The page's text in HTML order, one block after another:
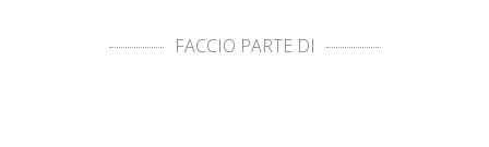
FACCIO PARTE DI